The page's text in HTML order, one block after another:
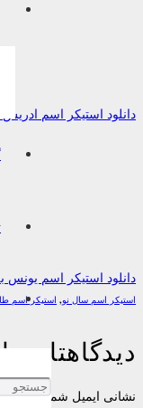
دانلود استیکر اسم ادریس
دانلود استیکر اسم یونس
استیکر اسم سال نو, استیکر اسم
دیدگاهتان را
نشانی ایمیل شما منتشر